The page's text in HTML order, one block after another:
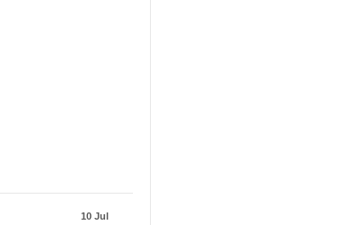
10 Jul